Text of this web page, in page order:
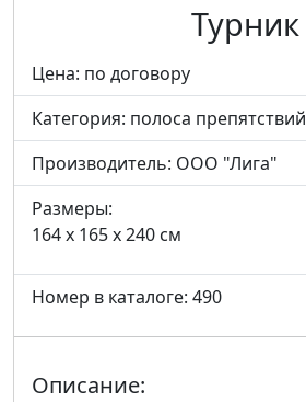
Турник
Цена: по договору
Категория: полоса препятствий
Производитель: ООО "Лига"
Размеры:
164 x 165 x 240 см
Номер в каталоге: 490
Описание: